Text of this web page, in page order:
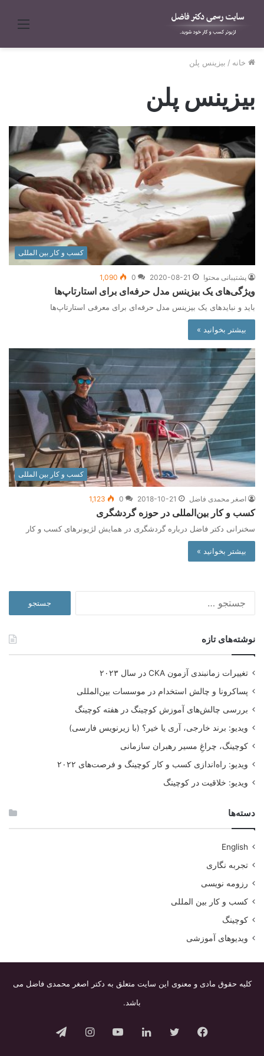
منو
خانه / بیزینس پلن
بیزینس پلن
کسب و کار بین المللی
پشتیبانی محتوا 2020-08-21
0
1,090
ویژگی‌های یک بیزینس مدل حرفه‌ای برای استارتاپ‌ها
باید و نبایدهای یک بیزینس مدل حرفه‌ای برای معرفی استارتاپ‌ها
بیشتر بخوانید »
کسب و کار بین المللی
اصغر محمدی فاضل 2018-10-21
0
1,123
کسب و کار بین‌المللی در حوزه گردشگری
سخنرانی دکتر فاضل درباره گردشگری در همایش لژیونرهای کسب و کار
بیشتر بخوانید »
نوشته‌های تازه
تغییرات زمانبندی آزمون CKA در سال ۲۰۲۳
پساکرونا و چالش استخدام در موسسات بین‌المللی
بررسی چالش‌های آموزش کوچینگ در هفته کوچینگ
ویدیو: برند خارجی، آری یا خیر؟ (با زیرنویس فارسی)
کوچینگ، چراغِ مسیر رهبران سازمانی
ویدیو: راه‌اندازی کسب و کار کوچینگ و فرصت‌های ۲۰۲۲
ویدیو: خلاقیت در کوچینگ
دسته‌ها
English
تجربه نگاری
رزومه نویسی
کسب و کار بین المللی
کوچینگ
ویدیوهای آموزشی
کلیه حقوق مادی و معنوی این سایت متعلق به دکتر اصغر محمدی فاضل می
باشد.
فیس توییتر لینکدینیوتیوباینستاگرامتلگرام